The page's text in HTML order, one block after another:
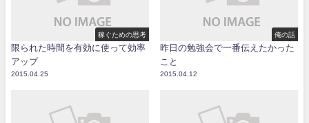
稼ぐための思考
限られた時間を有効に使って効率
アップ
2015.04.25
俺の話
昨日の勉強会で一番伝えたかった
こと
2015.04.12